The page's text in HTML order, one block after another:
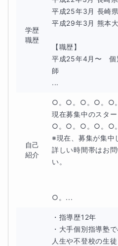
訳した文を再び英語に戻す練
と表現力を同時に鍛えていき
目標は、テストで出題される
ることです。読解力・文法力
し、制限時間内で安定して得
本番で迷わず答えを導けるよ
緒に頑張っていきましょう。
学歴
職歴
平成25年3月 長崎
平成29年3月 熊本
【職歴】
平成25年4月〜　
師
...
自己
紹介
○。○。○。○。○
現在募集中のスタ
○。○。○。○。○
※現在、募集が集中
詳しい時間帯はお
い。
○。...
・指導歴12年
・大手個別指導塾
人生や不登校の生